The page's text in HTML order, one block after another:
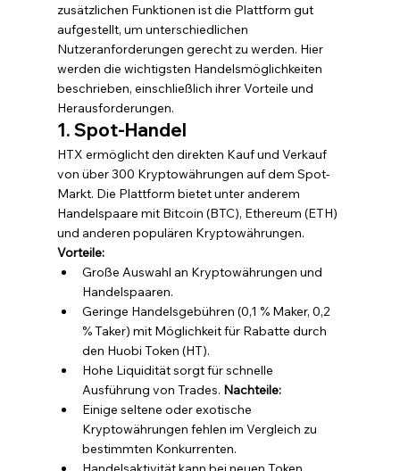
zusätzlichen Funktionen ist die Plattform gut
aufgestellt, um unterschiedlichen
Nutzeranforderungen gerecht zu werden. Hier
werden die wichtigsten Handelsmöglichkeiten
beschrieben, einschließlich ihrer Vorteile und
Herausforderungen.
1. Spot-Handel
HTX ermöglicht den direkten Kauf und Verkauf
von über 300 Kryptowährungen auf dem Spot-
Markt. Die Plattform bietet unter anderem
Handelspaare mit Bitcoin (BTC), Ethereum (ETH)
und anderen populären Kryptowährungen.
Vorteile:
Große Auswahl an Kryptowährungen und
Handelspaaren.
Geringe Handelsgebühren (0,1 % Maker, 0,2
% Taker) mit Möglichkeit für Rabatte durch
den Huobi Token (HT).
Hohe Liquidität sorgt für schnelle
Ausführung von Trades. Nachteile:
Einige seltene oder exotische
Kryptowährungen fehlen im Vergleich zu
bestimmten Konkurrenten.